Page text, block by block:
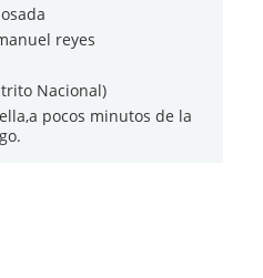
reyes
Nacional)
pocos minutos de la